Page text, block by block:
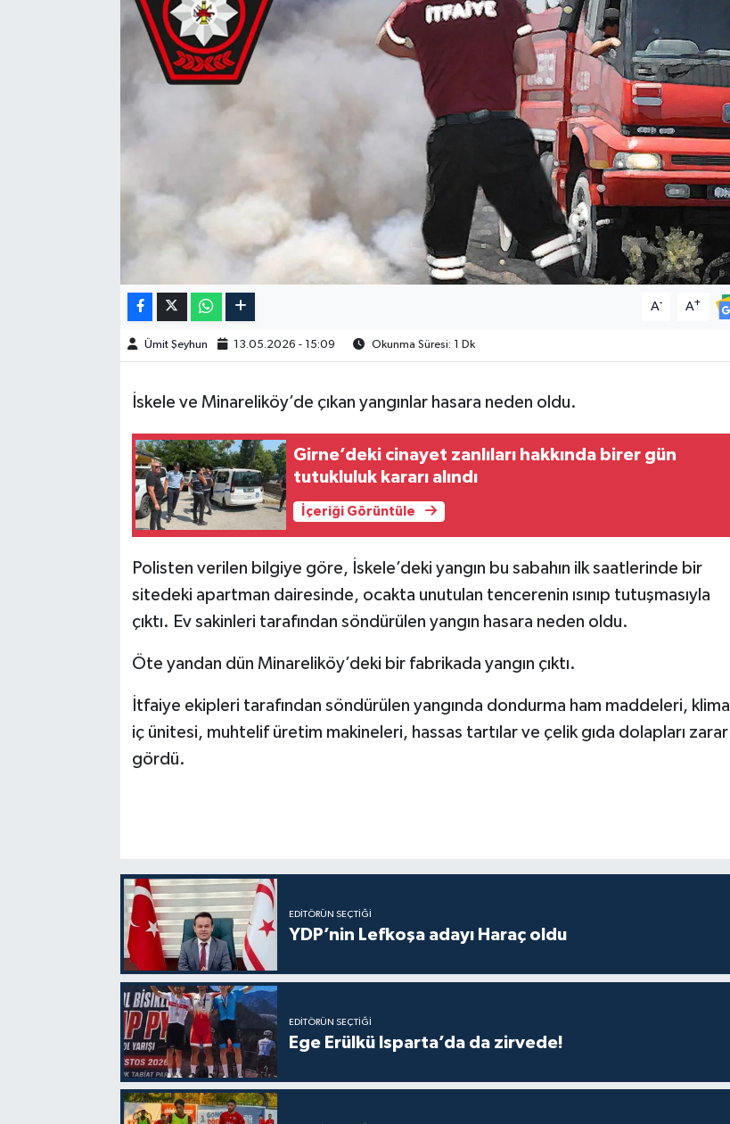
A- A+
Ümit Şeyhun 13.05.2026 - 15:09 Okunma Süresi: 1 Dk
İskele ve Minareliköy’de çıkan yangınlar hasara neden oldu.
Girne’deki cinayet zanlıları hakkında birer gün
tutukluluk kararı alındı
İçeriği Görüntüle
Polisten verilen bilgiye göre, İskele’deki yangın bu sabahın ilk saatlerinde bir
sitedeki apartman dairesinde, ocakta unutulan tencerenin ısınıp tutuşmasıyla
çıktı. Ev sakinleri tarafından söndürülen yangın hasara neden oldu.
Öte yandan dün Minareliköy’deki bir fabrikada yangın çıktı.
İtfaiye ekipleri tarafından söndürülen yangında d ondurma ham maddeleri, klima
iç ünitesi, muhtelif üretim makineleri, hassas tartılar ve çelik gıda dolapları zarar
gördü.
EDITÖRÜN SEÇTIĞI
YDP’nin Lefkoşa adayı Haraç oldu
EDITÖRÜN SEÇTIĞI
Ege Erülkü Isparta’da da zirvede!